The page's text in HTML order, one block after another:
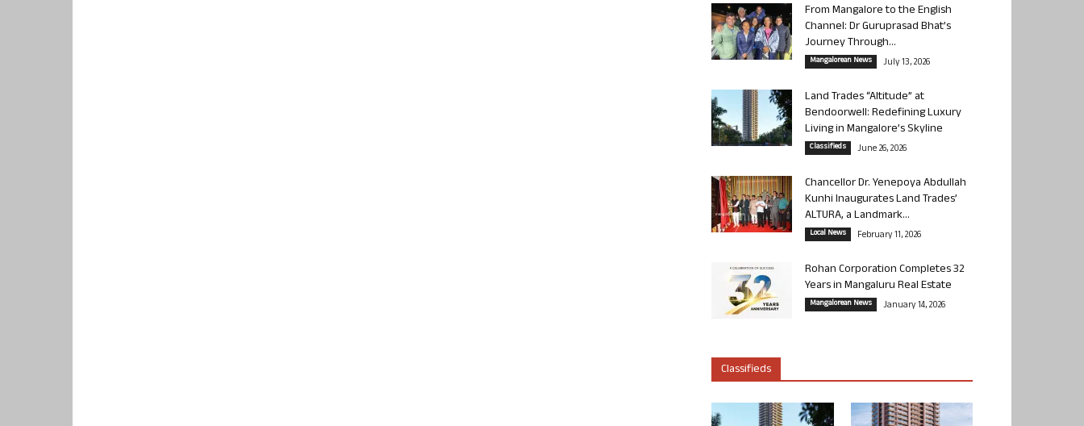
From Mangalore to the English
Channel: Dr Guruprasad Bhat’s
Journey Through...
Mangalorean News July 13, 2026
Land Trades “Altitude” at
Bendoorwell: Redefining Luxury
Living in Mangalore’s Skyline
Classifieds June 26, 2026
Chancellor Dr. Yenepoya Abdullah
Kunhi Inaugurates Land Trades’
ALTURA, a Landmark...
Local News February 11, 2026
Rohan Corporation Completes 32
Years in Mangaluru Real Estate
Mangalorean News January 14, 2026
Classifieds